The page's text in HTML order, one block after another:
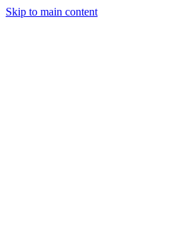
Skip to main content